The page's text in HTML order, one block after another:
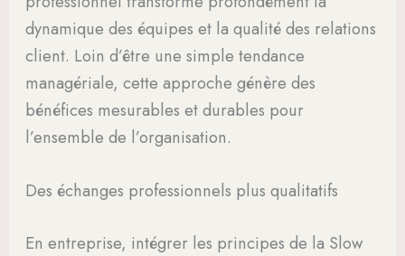
dynamique des équipes et la qualité des relations
client. Loin d’être une simple tendance
managériale, cette approche génère des
bénéfices mesurables et durables pour
l’ensemble de l’organisation.
Des échanges professionnels plus qualitatifs
En entreprise, intégrer les principes de la Slow